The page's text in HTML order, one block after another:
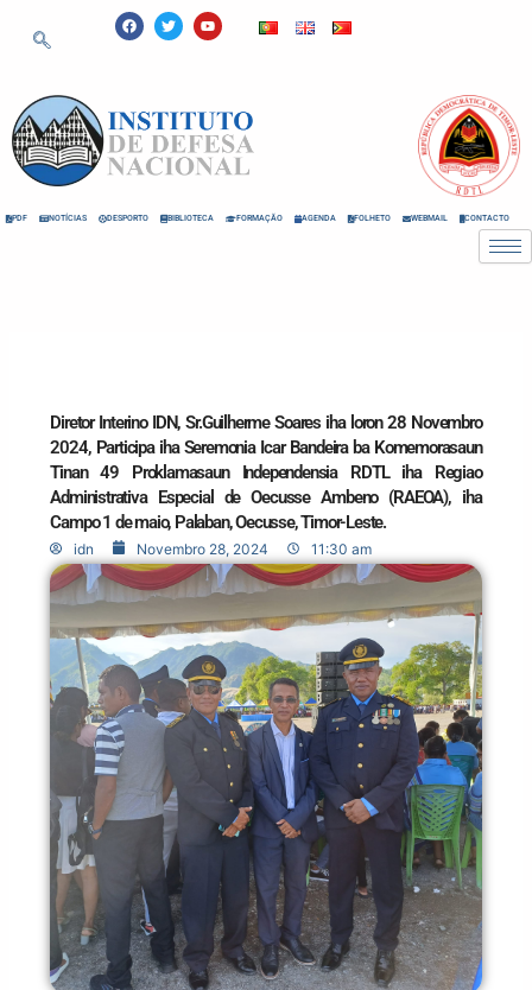
F
a
c
k
T
w
i
Y
o
u
PDF NOTÍCIAS DESPORTO BIBLIOTECA FORMAÇÃO AGENDA FOLHETO WEBMAIL CONTACTO
Diretor Interino IDN, Sr.Guilherme Soares iha loron 28 Novembro
2024, Participa iha Seremonia Icar Bandeira ba Komemorasaun
Tinan 49 Proklamasaun Independensia RDTL iha Regiao
Administrativa Especial de Oecusse Ambeno (RAEOA), iha
Campo 1 de maio, Palaban, Oecusse, Timor-Leste.
idn Novembro 28, 2024 11:30 am